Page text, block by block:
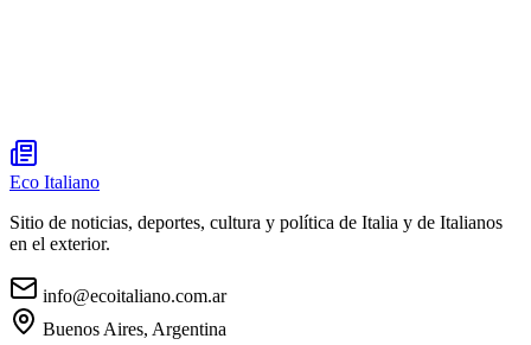
Eco Italiano
Sitio de noticias, deportes, cultura y política de Italia y de Italianos
en el exterior.
info@ecoitaliano.com.ar
Buenos Aires, Argentina